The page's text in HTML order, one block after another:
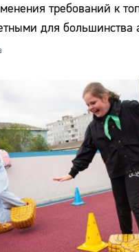
требований к
для большинства